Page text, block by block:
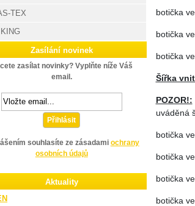
botička
botička
botička
Šířka
POZOR!:
uváděná
botička
botička
botička
botička
TEX
Zasílání novinek
zasílat novinky? Vyplňte níže Váš
email.
Přihlásit
souhlasíte ze zásadami ochrany
osobních údajů
Aktuality